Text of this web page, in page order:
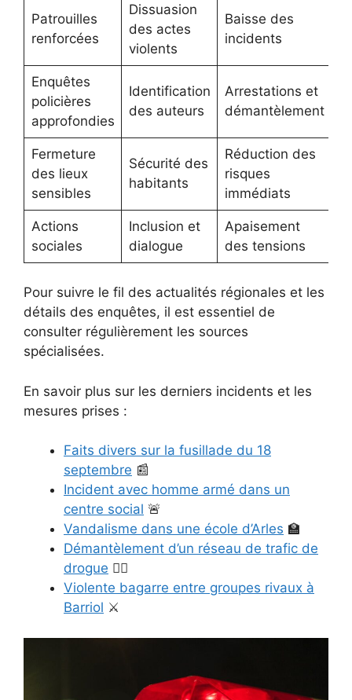
Patrouilles
renforcées
Dissuasion
des actes
violents
Baisse des
incidents
Enquêtes
policières
approfondies
Identification
des auteurs
Arrestations et
démantèlement
Fermeture
des lieux
sensibles
Sécurité des
habitants
Réduction des
risques
immédiats
Actions
sociales
Inclusion et
dialogue
Apaisement
des tensions
Pour suivre le fil des actualités régionales et les
détails des enquêtes, il est essentiel de
consulter régulièrement les sources
spécialisées.
En savoir plus sur les derniers incidents et les
mesures prises :
Faits divers sur la fusillade du 18
septembre 📰
Incident avec homme armé dans un
centre social 🚨
Vandalisme dans une école d’Arles 🏫
Démantèlement d’un réseau de trafic de
drogue 👮‍♂️
Violente bagarre entre groupes rivaux à
Barriol ⚔️